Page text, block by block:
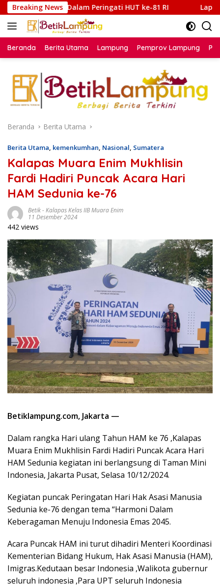
Langsung
ke
konten
Breaking News
Peringati HUT ke-81 RI Lapas Muara Tebo Gelar
Beranda Berita Utama Lampung Pemprov Lampung
Beranda Berita Utama
Berita Utama, kemenkumhan, Nasional, Sumatera
Kalapas Muara Enim Mukhlisin
Fardi Hadiri Puncak Acara Hari
HAM Sedunia ke-76
Betik-Kalapas Kelas IIB Muara Enim
11 Desember 2024
442 views
Betiklampung.com, Jakarta —
Dalam rangka Hari ulang Tahun HAM ke 76 ,Kalapas
Muara Enim Mukhlisin Fardi Hadiri Puncak Acara Hari
HAM Sedunia kegiatan ini berlangsung di Taman Mini
Indonesia, Jakarta Pusat, Selasa 10/12/2024.
Kegiatan puncak Peringatan Hari Hak Asasi Manusia
Sedunia ke-76 dengan tema “Harmoni Dalam
Keberagaman Menuju Indonesia Emas 2045.
Acara Puncak HAM ini turut dihadiri Menteri Koordinasi
Kementerian Bidang Hukum, Hak Asasi Manusia (HAM),
Imigras.Kedutaan besar Indonesia ,Walikota gubernur
seluruh indonesia ,Para UPT seluruh Indonesia